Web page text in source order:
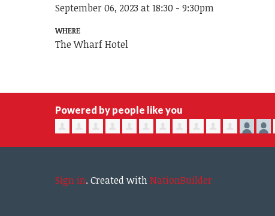
September 06, 2023 at 18:30 - 9:30pm
WHERE
The Wharf Hotel
Powered by people like you
Sign in.Created withNationBuilder